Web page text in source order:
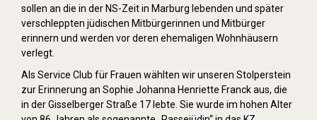
sollen an die in der NS-Zeit in Marburg lebenden und später
verschleppten jüdischen Mitbürgerinnen und Mitbürger
erinnern und werden vor deren ehemaligen Wohnhäusern
verlegt.
Als Service Club für Frauen wählten wir unseren Stolperstein
zur Erinnerung an Sophie Johanna Henriette Franck aus, die
in der Gisselberger Straße 17 lebte. Sie wurde im hohen Alter